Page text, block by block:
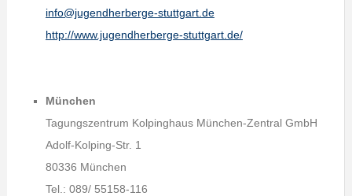
info@jugendherberge-stuttgart.de
http://www.jugendherberge-stuttgart.de/
München
Tagungszentrum Kolpinghaus München-Zentral GmbH
Adolf-Kolping-Str. 1
80336 München
Tel.: 089/ 55158-116